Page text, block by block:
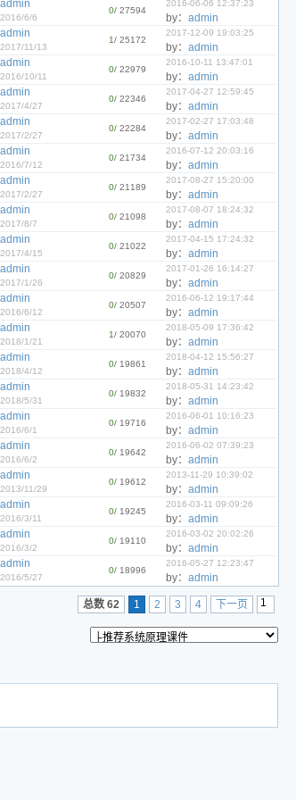
admin
2016/6/6
0/ 27594
2016-06-06 12:37:23
by：admin
admin
2017/11/13
1/ 25172
2017-12-09 19:03:25
by：admin
admin
2016/10/11
0/ 22979
2016-10-11 13:47:01
by：admin
admin
2017/4/27
0/ 22346
2017-04-27 12:59:45
by：admin
admin
2017/2/27
0/ 22284
2017-02-27 17:03:48
by：admin
admin
2016/7/12
0/ 21734
2016-07-12 20:03:16
by：admin
admin
2017/2/27
0/ 21189
2017-08-27 15:20:00
by：admin
admin
2017/8/7
0/ 21098
2017-08-07 18:24:32
by：admin
admin
2017/4/15
0/ 21022
2017-04-15 17:24:32
by：admin
admin
2017/1/26
0/ 20829
2017-01-26 16:14:27
by：admin
admin
2016/6/12
0/ 20507
2016-06-12 19:17:44
by：admin
admin
2018/1/21
1/ 20070
2018-05-09 17:36:42
by：admin
admin
2018/4/12
0/ 19861
2018-04-12 15:56:27
by：admin
admin
2018/5/31
0/ 19832
2018-05-31 14:23:42
by：admin
admin
2016/6/1
0/ 19716
2016-06-01 10:16:23
by：admin
admin
2016/6/2
0/ 19642
2016-06-02 07:39:23
by：admin
admin
2013/11/29
0/ 19612
2013-11-29 10:39:02
by：admin
admin
2016/3/11
0/ 19245
2016-03-11 09:09:26
by：admin
admin
2016/3/2
0/ 19110
2016-03-02 20:02:26
by：admin
admin
2016/5/27
0/ 18996
2016-05-27 12:23:47
by：admin
总数 62 1 2 3 4 下一页